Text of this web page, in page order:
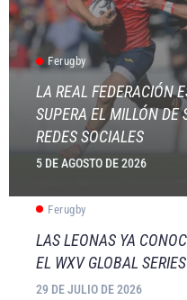
Ferugby
LA REAL FEDERACIÓN
SUPERA EL MILLÓN DE
REDES SOCIALES
5 DE AGOSTO DE 2026
Ferugby
LAS LEONAS YA
EL WXV GLOBAL
29 DE JULIO DE 2026